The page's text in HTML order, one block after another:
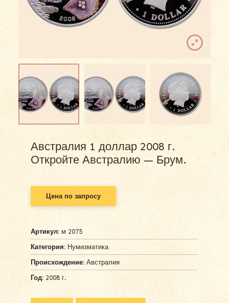
Австралия 1 доллар 2008 г.
Откройте Австралию — Брум.
Цена по запросу
Артикул:м 2075
Категория: Нумизматика
Происхождение: Австралия
Год: 2008 г.